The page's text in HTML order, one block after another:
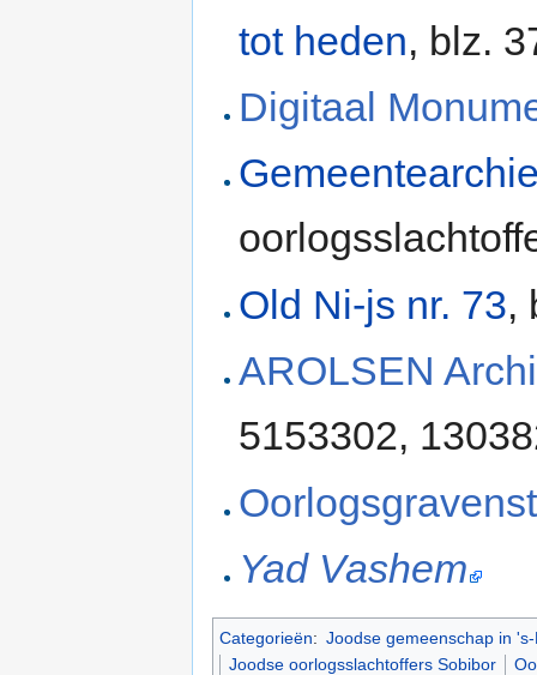
tot heden, blz.
Digitaal
Old Ni-js nr. 73,
AROLSEN
5153302,
Yad Vashem
Categorieën: Joodse gemeenschap in
Joodse oorlogsslachtoffers Sobibor